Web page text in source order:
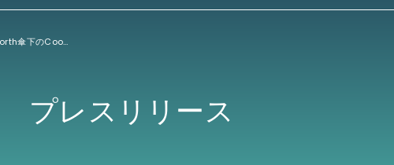
ACCESS EuropeとSkyworth傘下のCoocaa、 スマートテレビ向けグローバルコンテンツの強化で戦略的提携を締結
プレスリリース